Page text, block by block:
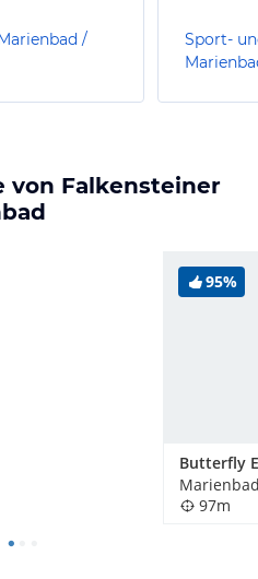
/
Sport-
von Falkensteiner
95%
97m